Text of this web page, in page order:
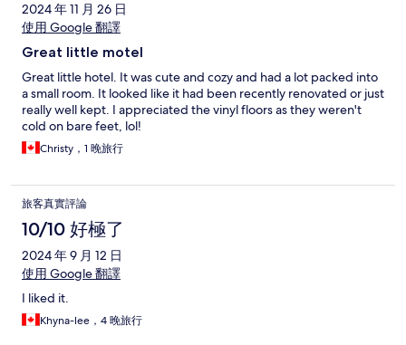
2024 年 11 月 26 日
使用 Google 翻譯
Great little motel
Great little hotel. It was cute and cozy and had a lot packed into
a small room. It looked like it had been recently renovated or just
really well kept. I appreciated the vinyl floors as they weren't
cold on bare feet, lol!
Christy，1 晚旅行
旅客真實評論
10/10 好極了
2024 年 9 月 12 日
使用 Google 翻譯
I liked it.
Khyna-lee，4 晚旅行